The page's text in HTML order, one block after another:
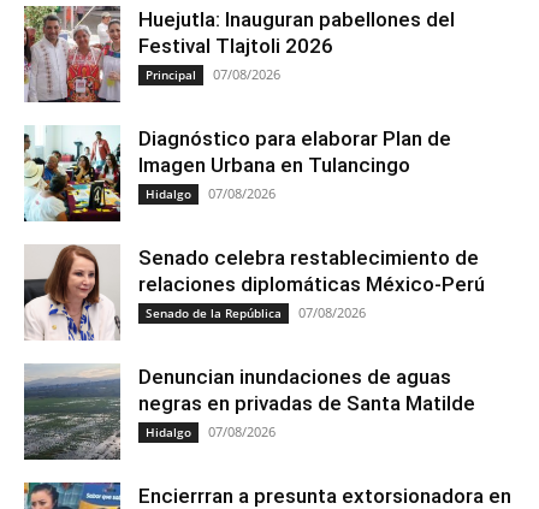
Huejutla: Inauguran pabellones del
Festival Tlajtoli 2026
Principal 07/08/2026
Diagnóstico para elaborar Plan de
Imagen Urbana en Tulancingo
Hidalgo 07/08/2026
Senado celebra restablecimiento de
relaciones diplomáticas México-Perú
Senado de la República 07/08/2026
Denuncian inundaciones de aguas
negras en privadas de Santa Matilde
Hidalgo 07/08/2026
Encierrran a presunta extorsionadora en